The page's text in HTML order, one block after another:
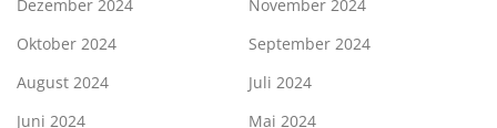
Dezember 2024
November 2024
Oktober 2024
September 2024
August 2024
Juli 2024
Juni 2024
Mai 2024